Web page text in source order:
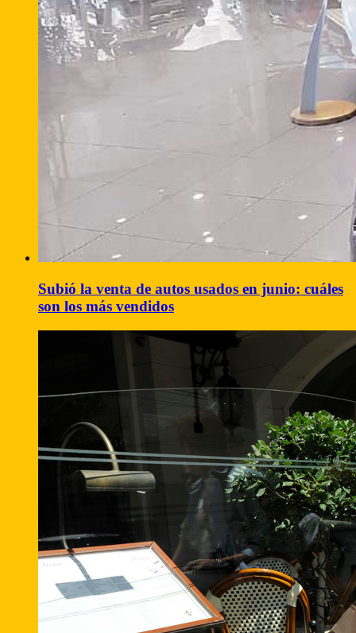
Subió la venta de autos usados en junio: cuáles
son los más vendidos